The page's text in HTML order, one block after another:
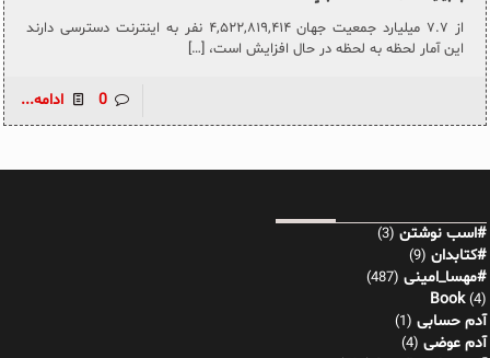
از ۷.۷ میلیارد جمعیت جهان ۴,۵۲۲,۸۱۹,۴۱۴ نفر به اینترنت دسترسی دارند
این آمار لحظه به لحظه در حال افزایش است، […]
0 ادامه...
#اسب نوشتن (3)
#کتابدان (9)
#مهسا_امینی (487)
Book(4)
آدم حسابی (1)
آدم عوضی (4)